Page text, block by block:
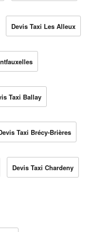
Devis Taxi Les Alleux
Taxi Ballay
Taxi Brécy-Brières
Devis Taxi Chardeny